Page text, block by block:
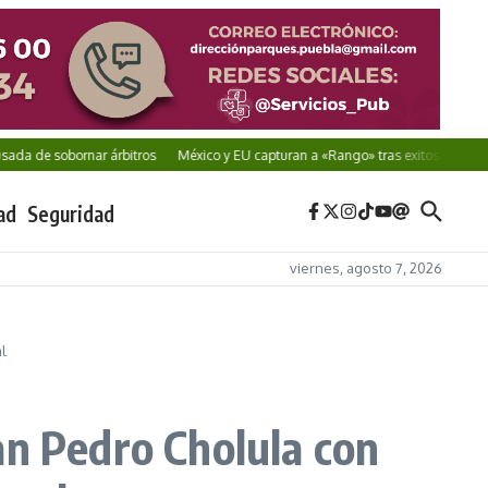
sobornar árbitros México y EU capturan a «Rango» tras exitosa cooperación
Seguridad
viernes, agosto 7, 2026
Pedro Cholula con